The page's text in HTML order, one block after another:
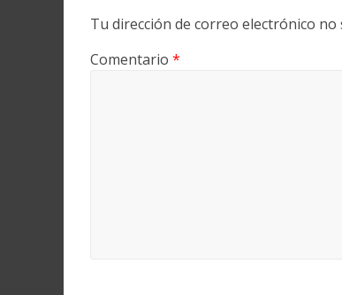
Tu dirección de correo electrónico no
Comentario *